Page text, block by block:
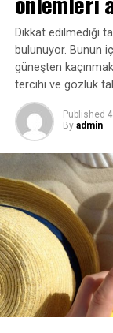
Klima bakımını
Alerjik
filtrelerin de 15
gerekiyor.
Klimanın
yapılması
TRT
İLGİLİ KONU:
UP NEXT
15 yıldır
KAÇIRMAYIN
Dikkat edilmediği
bulunuyor. Bunun
güneşten
tercihi ve gözlük
Published
By admin